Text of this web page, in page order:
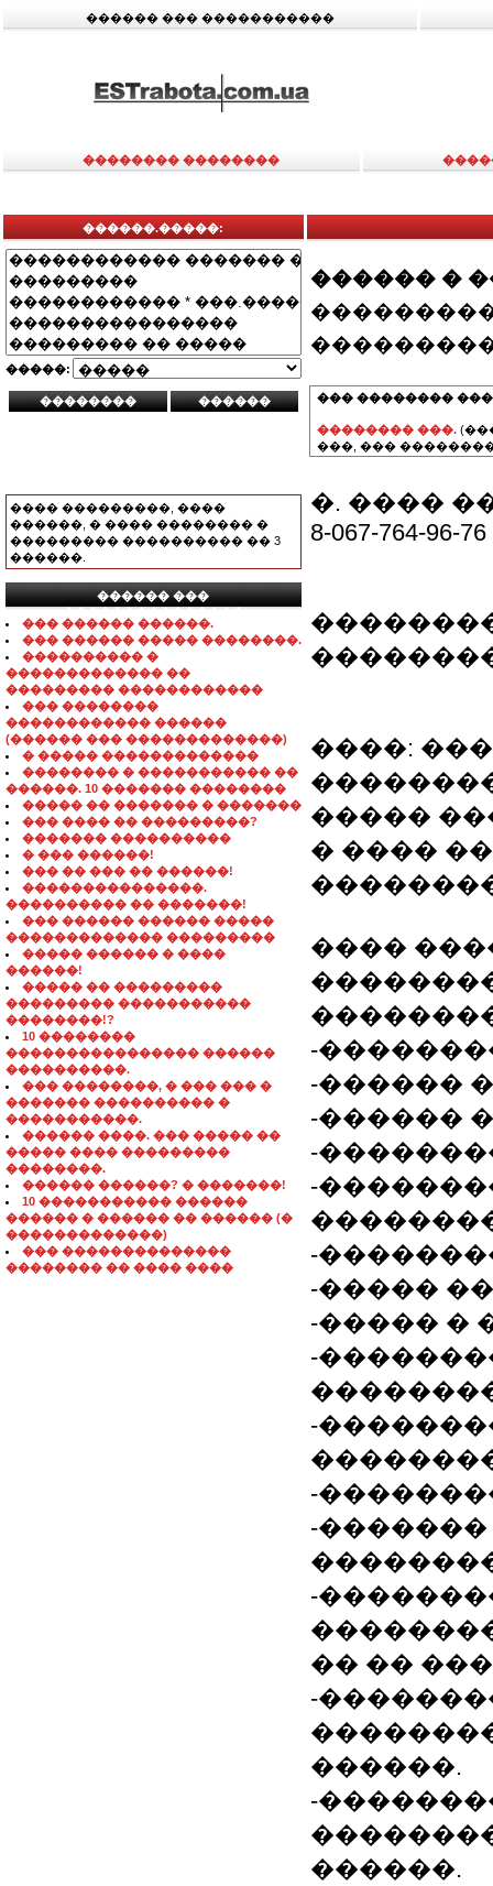
������ ��� �����������
�������� ��������
������.�����:
�����:
���� ���������, ����
������, � ���� �������� �
��������� ���������� �� 3
������.
������ ���
���������������
��� ������ ������.
��� ������ ����� ��������.
���������� �
������������� ��
��������� ������������
��� ��������
������������ ������
(������ ��� �������������)
� ����� �������������
�������� � ����������� ��
������. 10 ������� ��������
����� �� ������� � �������
��� ���� �� ���������?
������� ����������
� ��� ������!
��� �� ��� �� ������!
���������������.
���������� �� �������!
��� ������ ������ �����
������������� ���������
����� ������ � ����
������!
����� �� ���������
��������� �����������
��������!?
10 ��������
���������������� ������
����������.
��� ��������, � ��� ��� �
������� ���������� �
�����������.
������ ����. ��� ����� ��
����� ���� ���������
��������.
������ ������? � �������!
10 ����������� ������
������ � ������ �� ������ (�
�������������)
��� ��������������
�������� �� ���� ����
������ �
��� ��������
�������� ���.
���, ���
�. ����
8-067-764-96-
����:
�����
� ����
����
-
-������
-������
-
-
-
-�����
-����� �
-
-
-
-
-
�� ��
-
������.
-
������.